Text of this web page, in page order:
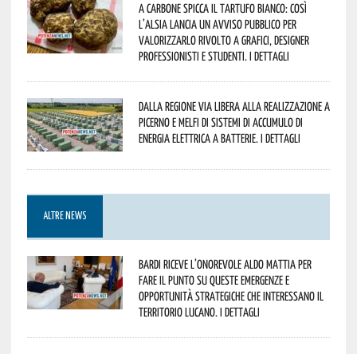
A Carbone spicca il tartufo bianco: così
l’Alsia lancia un avviso pubblico per
valorizzarlo rivolto a grafici, designer
professionisti e studenti. I dettagli
Dalla Regione via libera alla realizzazione a
Picerno e Melfi di sistemi di accumulo di
energia elettrica a batterie. I dettagli
ALTRE NEWS
Bardi riceve l’onorevole Aldo Mattia per
fare il punto su queste emergenze e
opportunità strategiche che interessano il
territorio lucano. I dettagli